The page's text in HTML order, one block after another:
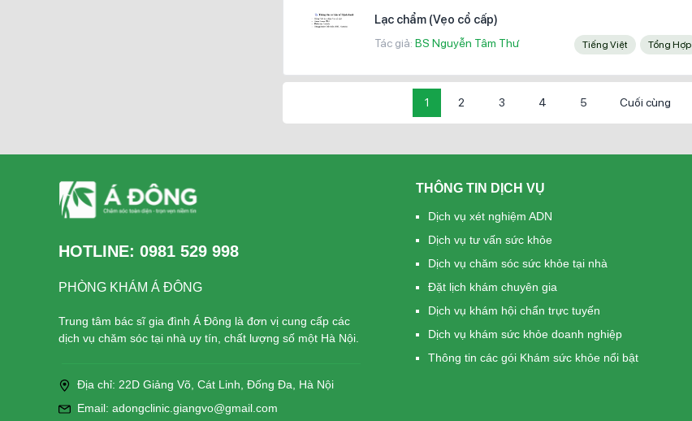
Lạc chẩm (Vẹo cổ cấp)
Tác giả: BS Nguyễn Tâm Thư Tiếng Việt Tổng Hợp
1 2 3 4 5 Cuối cùng
HOTLINE: 0981 529 998
PHÒNG KHÁM Á ĐÔNG
Trung tâm bác sĩ gia đình Á Đông là đơn vị cung cấp các
dịch vụ chăm sóc tại nhà uy tín, chất lượng số một Hà Nội.
Địa chỉ: 22D Giảng Võ, Cát Linh, Đống Đa, Hà Nội
Email: adongclinic.giangvo@gmail.com
THÔNG TIN DỊCH VỤ
Dịch vụ xét nghiệm ADN
Dịch vụ tư vấn sức khỏe
Dịch vụ chăm sóc sức khỏe tại nhà
Đặt lịch khám chuyên gia
Dịch vụ khám hội chẩn trực tuyến
Dịch vụ khám sức khỏe doanh nghiệp
Thông tin các gói Khám sức khỏe nổi bật